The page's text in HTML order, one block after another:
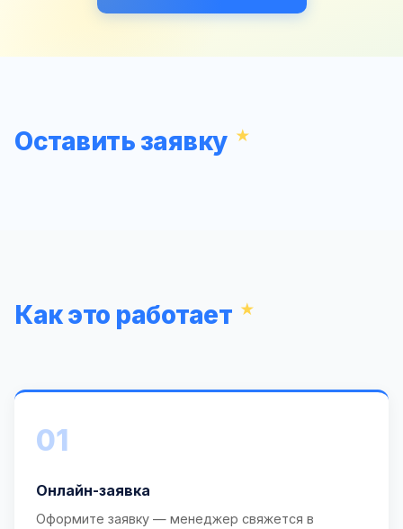
Оставить заявку
Как это работает
01
Онлайн-заявка
Оформите заявку — менеджер свяжется в